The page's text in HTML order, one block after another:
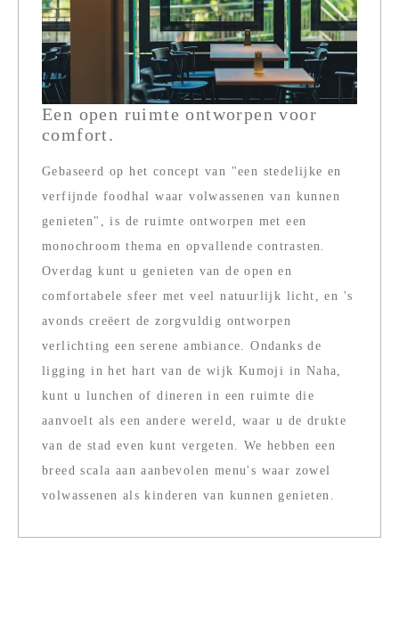
Een open ruimte ontworpen voor
comfort.
Gebaseerd op het concept van "een stedelijke en
verfijnde foodhal waar volwassenen van kunnen
genieten", is de ruimte ontworpen met een
monochroom thema en opvallende contrasten.
Overdag kunt u genieten van de open en
comfortabele sfeer met veel natuurlijk licht, en 's
avonds creëert de zorgvuldig ontworpen
verlichting een serene ambiance. Ondanks de
ligging in het hart van de wijk Kumoji in Naha,
kunt u lunchen of dineren in een ruimte die
aanvoelt als een andere wereld, waar u de drukte
van de stad even kunt vergeten. We hebben een
breed scala aan aanbevolen menu's waar zowel
volwassenen als kinderen van kunnen genieten.